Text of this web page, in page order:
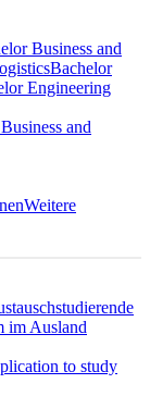
Business and
Bachelor
Engineering
and
Weitere
im Ausland
to study